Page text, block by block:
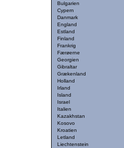
Bulgarien
Cypern
Danmark
England
Estland
Finland
Frankrig
Færøerne
Georgien
Gibraltar
Grækenland
Holland
Irland
Island
Israel
Italien
Kazakhstan
Kosovo
Kroatien
Letland
Liechtenstein